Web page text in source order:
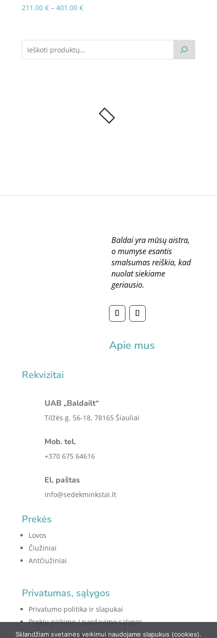
211.00 € – 401.00 €Price
through
401.00 €
Baldai yra mūsų aistra,
o mumyse esantis
smalsumas reiškia, kad
nuolat siekiame
geriausio.
Apie mus
Rekvizitai
UAB „Baldailt“
Tilžės g. 56-18, 78165 Šiauliai
Mob. tel.
+370 675 64616
El. paštas
info@sedekminkstai.lt
Prekės
Lovos
Čiužiniai
Antčiužiniai
Privatumas, sąlygos
Privatumo politika ir slapukai
Prekių pirkimo / pardavimo sąlygos
Prekių pristatymo sąlygos
Sklandžiam svetainės veikimui naudojame slapukus (cookies).